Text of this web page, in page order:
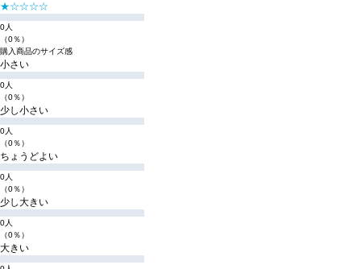
★☆☆☆☆
0人
（0％）
購入商品のサイズ感
小さい
0人
（0％）
少し小さい
0人
（0％）
ちょうどよい
0人
（0％）
少し大きい
0人
（0％）
大きい